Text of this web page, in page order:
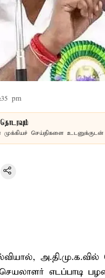
pm
முக்கியச் செய்திகளை உடனுக்குடன்
அ.தி.மு.க.வில்
எடப்பாடி